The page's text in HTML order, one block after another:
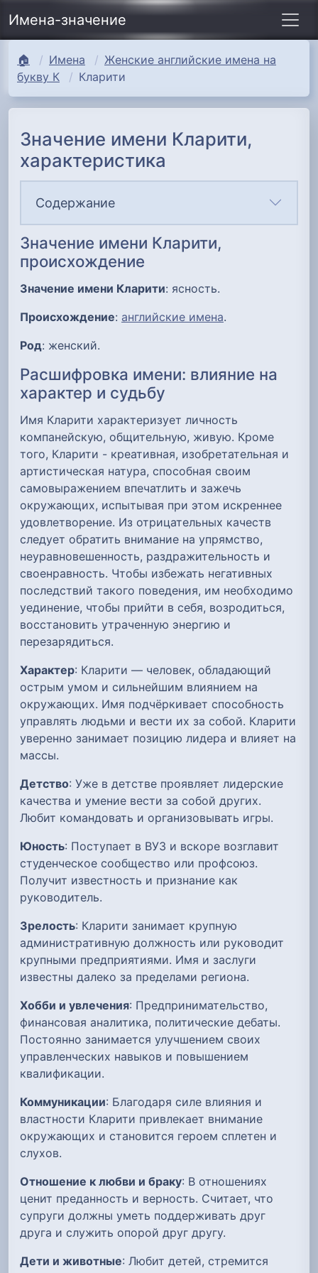
Имена-значение
🏠 Имена
Женские английские имена на
букву К
Кларити
Значение имени Кларити,
характеристика
Содержание
Значение имени Кларити,
происхождение
Значение имени Кларити: ясность.
Происхождение: английские имена.
Род: женский.
Расшифровка имени: влияние на
характер и судьбу
Имя Кларити характеризует личность
компанейскую, общительную, живую. Кроме
того, Кларити - креативная, изобретательная и
артистическая натура, способная своим
самовыражением впечатлить и зажечь
окружающих, испытывая при этом искреннее
удовлетворение. Из отрицательных качеств
следует обратить внимание на упрямство,
неуравновешенность, раздражительность и
своенравность. Чтобы избежать негативных
последствий такого поведения, им необходимо
уединение, чтобы прийти в себя, возродиться,
восстановить утраченную энергию и
перезарядиться.
Характер: Кларити — человек, обладающий
острым умом и сильнейшим влиянием на
окружающих. Имя подчёркивает способность
управлять людьми и вести их за собой. Кларити
уверенно занимает позицию лидера и влияет на
массы.
Детство: Уже в детстве проявляет лидерские
качества и умение вести за собой других.
Любит командовать и организовывать игры.
Юность: Поступает в ВУЗ и вскоре возглавит
студенческое сообщество или профсоюз.
Получит известность и признание как
руководитель.
Зрелость: Кларити занимает крупную
административную должность или руководит
крупными предприятиями. Имя и заслуги
известны далеко за пределами региона.
Хобби и увлечения: Предпринимательство,
финансовая аналитика, политические дебаты.
Постоянно занимается улучшением своих
управленческих навыков и повышением
квалификации.
Коммуникации: Благодаря силе влияния и
властности Кларити привлекает внимание
окружающих и становится героем сплетен и
слухов.
Отношение к любви и браку: В отношениях
ценит преданность и верность. Считает, что
супруги должны уметь поддерживать друг
друга и служить опорой друг другу.
Дети и животные: Любит детей, стремится